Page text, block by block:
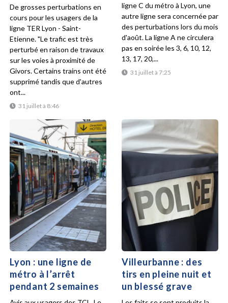
31 juillet à 8:46
De grosses perturbations en
cours pour les usagers de la
ligne TER Lyon - Saint-
Etienne. "Le trafic est très
perturbé en raison de travaux
sur les voies à proximité de
Givors. Certains trains ont été
supprimé tandis que d'autres
ont...
31 juillet à 7:25
ligne C du métro à Lyon, une
autre ligne sera concernée par
des perturbations lors du mois
d'août. La ligne A ne circulera
pas en soirée les 3, 6, 10, 12,
13, 17, 20,...
Lyon : une ligne de
métro à l’arrêt
pendant 2 semaines
Villeurbanne : des
tirs en pleine nuit et
un blessé grave